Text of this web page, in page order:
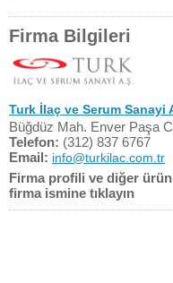
Firma Bilgileri
Turk İlaç ve Serum Sanayi
Büğdüz Mah. Enver Paşa
Telefon: (312) 837 6767
Email: info@turkilac.com.tr
Firma profili ve diğer
firma ismine tıklayın